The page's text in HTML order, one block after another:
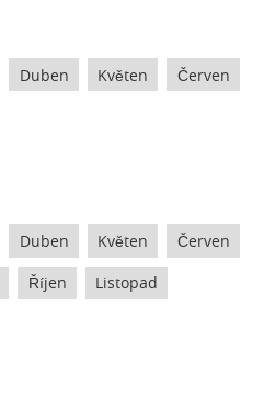
Duben Květen Červen
Duben Květen Červen
Říjen Listopad